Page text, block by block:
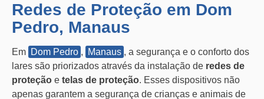
Redes de Proteção em Dom
Pedro, Manaus
Em Dom Pedro , Manaus , a segurança e o conforto dos
lares são priorizados através da instalação de redes de
proteção e telas de proteção. Esses dispositivos não
apenas garantem a segurança de crianças e animais de